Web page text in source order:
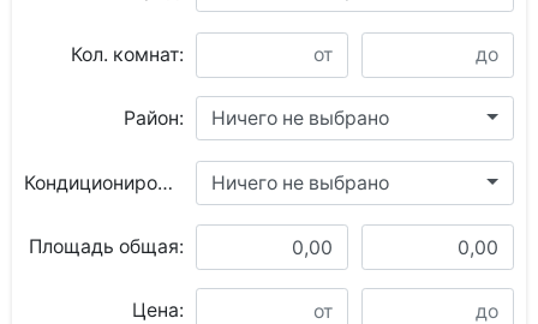
Кол. комнат:
Район: Ничего не выбрано
Кондиционирование: Ничего не выбрано
Площадь общая:
Цена: